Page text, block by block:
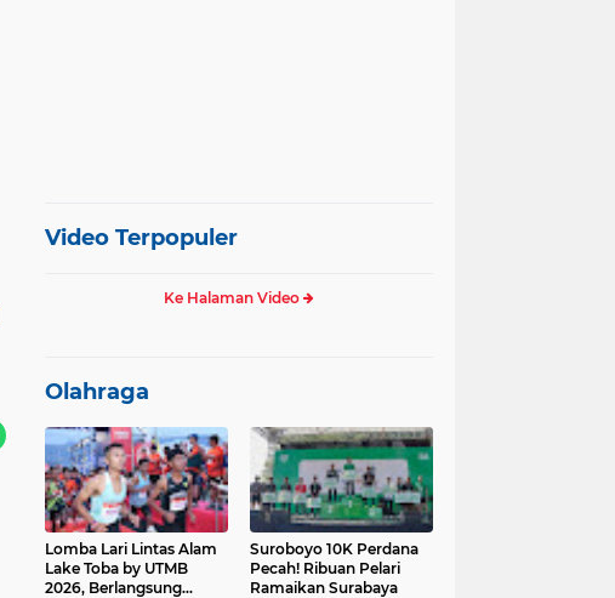
Video Terpopuler
Ke Halaman Video
Olahraga
Lomba Lari Lintas Alam
Lake Toba by UTMB
2026, Berlangsung
Suroboyo 10K Perdana
Pecah! Ribuan Pelari
Ramaikan Surabaya